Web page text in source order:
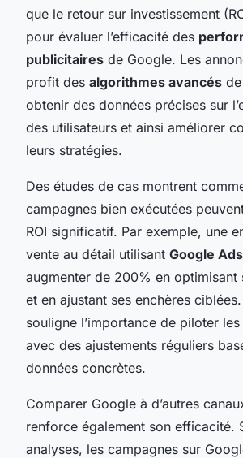
que le retour sur investissement
pour évaluer l’efficacité des
publicitaires de Google. Les
profit des algorithmes avancés
obtenir des données précises sur
des utilisateurs et ainsi améliorer
leurs stratégies.
Des études de cas montrent
campagnes bien exécutées
ROI significatif. Par exemple, une
vente au détail utilisant Google Ads
augmenter de 200% en optimisant
et en ajustant ses enchères
souligne l’importance de piloter
avec des ajustements réguliers
données concrètes.
Comparer Google à d’autres
renforce également son efficacité.
analyses, les campagnes sur